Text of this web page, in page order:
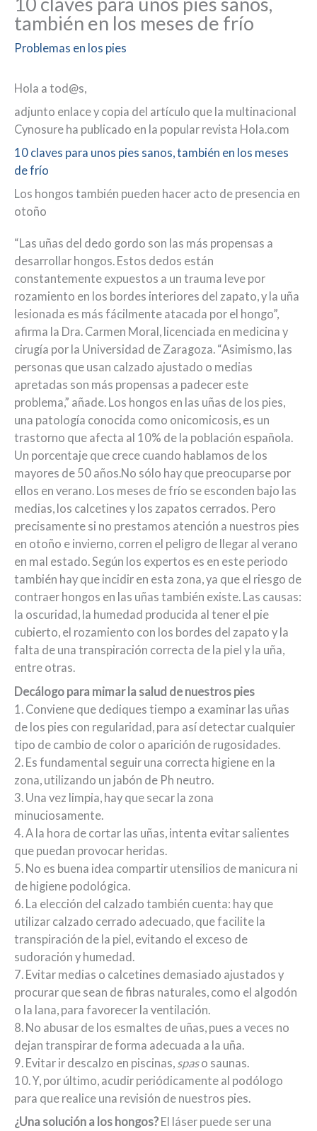
también en los meses de frío
Problemas en los pies
Hola a tod@s,
adjunto enlace y copia del artículo que la multinacional
Cynosure ha publicado en la popular revista Hola.com
10 claves para unos pies sanos, también en los meses
de frío
Los hongos también pueden hacer acto de presencia en
otoño
“Las uñas del dedo gordo son las más propensas a
desarrollar hongos. Estos dedos están
constantemente expuestos a un trauma leve por
rozamiento en los bordes interiores del zapato, y la uña
lesionada es más fácilmente atacada por el hongo”,
afirma la Dra. Carmen Moral, licenciada en medicina y
cirugía por la Universidad de Zaragoza. “Asimismo, las
personas que usan calzado ajustado o medias
apretadas son más propensas a padecer este
problema,” añade. Los hongos en las uñas de los pies,
una patología conocida como onicomicosis, es un
trastorno que afecta al 10% de la población española.
Un porcentaje que crece cuando hablamos de los
mayores de 50 años.No sólo hay que preocuparse por
ellos en verano. Los meses de frío se esconden bajo las
medias, los calcetines y los zapatos cerrados. Pero
precisamente si no prestamos atención a nuestros pies
en otoño e invierno, corren el peligro de llegar al verano
en mal estado. Según los expertos es en este periodo
también hay que incidir en esta zona, ya que el riesgo de
contraer hongos en las uñas también existe. Las causas:
la oscuridad, la humedad producida al tener el pie
cubierto, el rozamiento con los bordes del zapato y la
falta de una transpiración correcta de la piel y la uña,
entre otras.
Decálogo para mimar la salud de nuestros pies
1. Conviene que dediques tiempo a examinar las uñas
de los pies con regularidad, para así detectar cualquier
tipo de cambio de color o aparición de rugosidades.
2. Es fundamental seguir una correcta higiene en la
zona, utilizando un jabón de Ph neutro.
3. Una vez limpia, hay que secar la zona
minuciosamente.
4. A la hora de cortar las uñas, intenta evitar salientes
que puedan provocar heridas.
5. No es buena idea compartir utensilios de manicura ni
de higiene podológica.
6. La elección del calzado también cuenta: hay que
utilizar calzado cerrado adecuado, que facilite la
transpiración de la piel, evitando el exceso de
sudoración y humedad.
7. Evitar medias o calcetines demasiado ajustados y
procurar que sean de fibras naturales, como el algodón
o la lana, para favorecer la ventilación.
8. No abusar de los esmaltes de uñas, pues a veces no
dejan transpirar de forma adecuada a la uña.
9. Evitar ir descalzo en piscinas, spaso saunas.
10. Y, por último, acudir periódicamente al podólogo
para que realice una revisión de nuestros pies.
¿Una solución a los hongos? El láser puede ser una